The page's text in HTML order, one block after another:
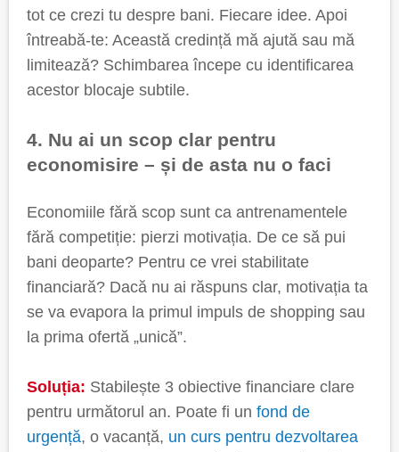
tot ce crezi tu despre bani. Fiecare idee. Apoi
întreabă-te: Această credință mă ajută sau mă
limitează? Schimbarea începe cu identificarea
acestor blocaje subtile.
4. Nu ai un scop clar pentru
economisire – și de asta nu o faci
Economiile fără scop sunt ca antrenamentele
fără competiție: pierzi motivația. De ce să pui
bani deoparte? Pentru ce vrei stabilitate
financiară? Dacă nu ai răspuns clar, motivația ta
se va evapora la primul impuls de shopping sau
la prima ofertă „unică”.
Soluția: Stabilește 3 obiective financiare clare
pentru următorul an. Poate fi un fond de
urgență, o vacanță, un curs pentru dezvoltarea